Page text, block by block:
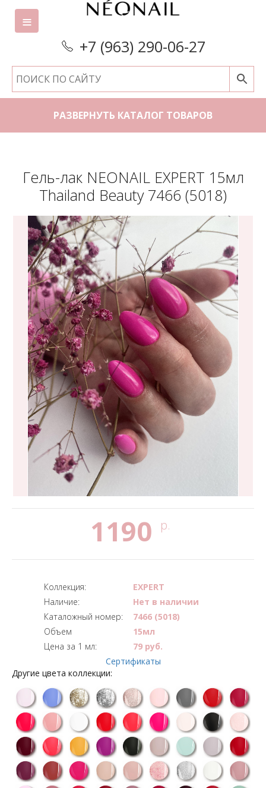
+7 (963) 290-06-27
РАЗВЕРНУТЬ КАТАЛОГ ТОВАРОВ
Гель-лак NEONAIL EXPERT 15мл
Thailand Beauty 7466 (5018)
1190 р.
Коллекция:
EXPERT
Наличие:
Нет в наличии
Каталожный номер:
7466 (5018)
Объем
15мл
Цена за 1 мл:
79 руб.
Сертификаты
Другие цвета коллекции: